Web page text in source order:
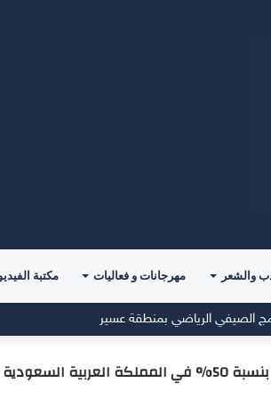
والشعر مهرجانات و فعاليات مكتبة